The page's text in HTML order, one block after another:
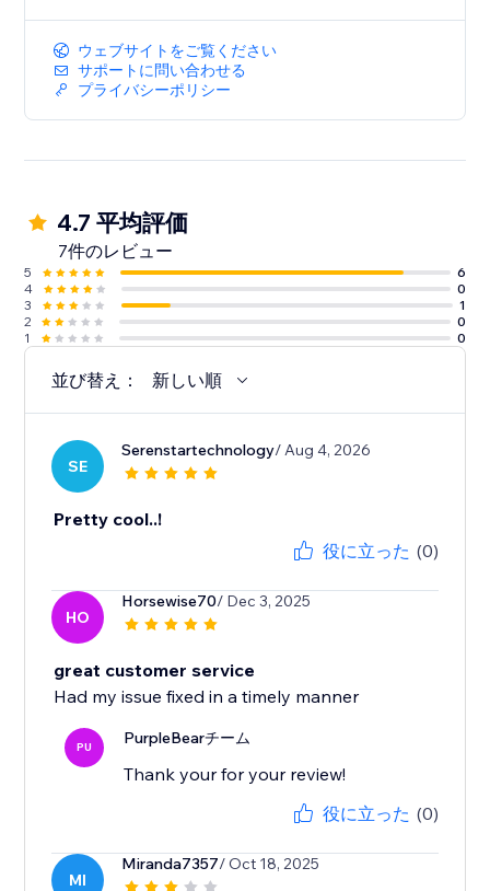
ウェブサイトをご覧ください
サポートに問い合わせる
プライバシーポリシー
4.7 平均評価
7件のレビュー
5
6
4
0
3
1
2
0
1
0
並び替え： 新しい順
SE
Serenstartechnology/ Aug 4, 2026
Pretty cool..!
役に立った (0)
HO
Horsewise70/ Dec 3, 2025
great customer service
Had my issue fixed in a timely manner
PU PurpleBearチーム
Thank your for your review!
役に立った (0)
MI
Miranda7357/ Oct 18, 2025